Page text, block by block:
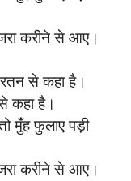
करीने से आए।
से कहा है।
कहा है।
मुँह फुलाए पड़ी
करीने से आए।